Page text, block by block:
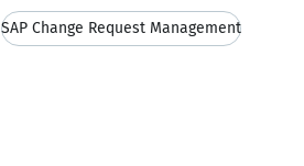
SAP Change Request Management